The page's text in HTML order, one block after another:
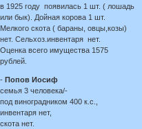
в 1925 году появилась 1 шт. ( лошадь
или бык). Дойная корова 1 шт.
Мелкого скота ( бараны, овцы,козы)
нет. Сельхоз.инвентаря нет.
Оценка всего имущества 1575
рублей.
-Попов Иосиф
семья 3 человека/-
под виноградником 400 к.с.,
инвентаря нет,
скота нет.